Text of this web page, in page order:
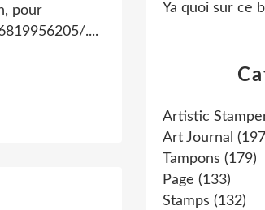
pour
....
Artistic
Art Journal
Tampons (179)
Page (133)
Stamps (132)
Ya quoi sur ce